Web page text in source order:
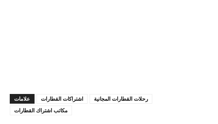
علامات اشتراكات القطارات
رحلات القطارات المجانية
مكاتب اشتراك القطارات